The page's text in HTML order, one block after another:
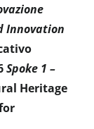
Innovation
Spoke 1 –
Heritage